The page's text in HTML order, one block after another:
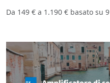
Da 149 € a 1.190 € basato su